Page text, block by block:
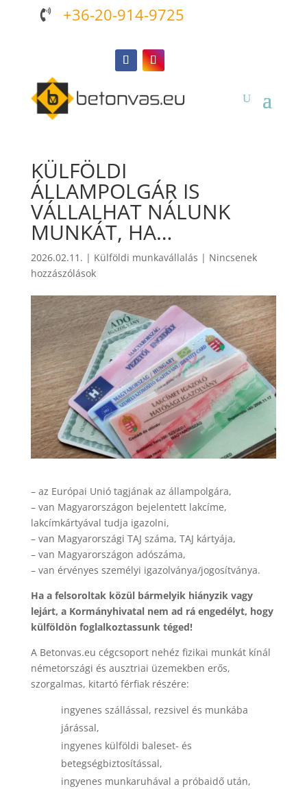
 +36-20-914-9725
KÜLFÖLDI
ÁLLAMPOLGÁR IS
VÁLLALHAT NÁLUNK
MUNKÁT, HA…
2026.02.11. | Külföldi munkavállalás | Nincsenek
hozzászólások
– az Európai Unió tagjának az állampolgára,
– van Magyarországon bejelentett lakcíme,
lakcímkártyával tudja igazolni,
– van Magyarországi TAJ száma, TAJ kártyája,
– van Magyarországon adószáma,
– van érvényes személyi igazolványa/jogosítványa.
Ha a felsoroltak közül bármelyik hiányzik vagy
lejárt, a Kormányhivatal nem ad rá engedélyt, hogy
külföldön foglalkoztassunk téged!
A Betonvas.eu cégcsoport nehéz fizikai munkát kínál
németországi és ausztriai üzemekben erős,
szorgalmas, kitartó férfiak részére:
ingyenes szállással, rezsivel és munkába
járással,
ingyenes külföldi baleset- és
betegségbiztosítással,
ingyenes munkaruhával a próbaidő után,